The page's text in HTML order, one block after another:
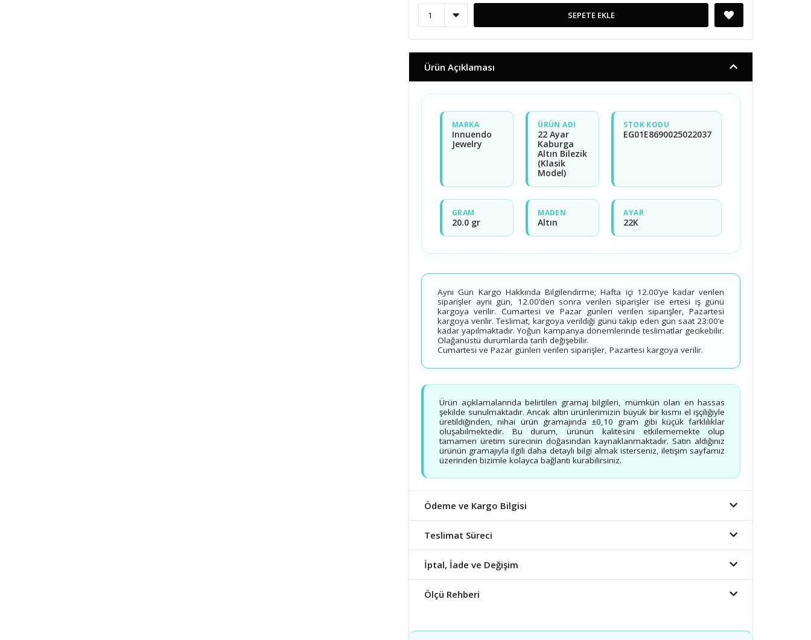
SEPETE EKLE
Ürün Açıklaması
MARKA
Innuendo
Jewelry
ÜRÜN ADI
22 Ayar
Kaburga
Altın Bilezik
(Klasik
Model)
STOK KODU
EG01E8690025022037
GRAM
20.0 gr
MADEN
Altın
AYAR
22K
Aynı Gün Kargo Hakkında Bilgilendirme; Hafta içi 12.00’ye kadar verilen
siparişler aynı gün, 12.00’den sonra verilen siparişler ise ertesi iş günü
kargoya verilir. Cumartesi ve Pazar günleri verilen siparişler, Pazartesi
kargoya verilir. Teslimat, kargoya verildiği günü takip eden gün saat 23:00’e
kadar yapılmaktadır. Yoğun kampanya dönemlerinde teslimatlar gecikebilir.
Olağanüstü durumlarda tarih değişebilir.
Cumartesi ve Pazar günleri verilen siparişler, Pazartesi kargoya verilir.
Ürün açıklamalarında belirtilen gramaj bilgileri, mümkün olan en hassas
şekilde sunulmaktadır. Ancak altın ürünlerimizin büyük bir kısmı el işçiliğiyle
üretildiğinden, nihai ürün gramajında ±0,10 gram gibi küçük farklılıklar
oluşabilmektedir. Bu durum, ürünün kalitesini etkilememekte olup
tamamen üretim sürecinin doğasından kaynaklanmaktadır. Satın aldığınız
ürünün gramajıyla ilgili daha detaylı bilgi almak isterseniz, iletişim sayfamız
üzerinden bizimle kolayca bağlantı kurabilirsiniz.
Ödeme ve Kargo Bilgisi
Teslimat Süreci
İptal, İade ve Değişim
Ölçü Rehberi